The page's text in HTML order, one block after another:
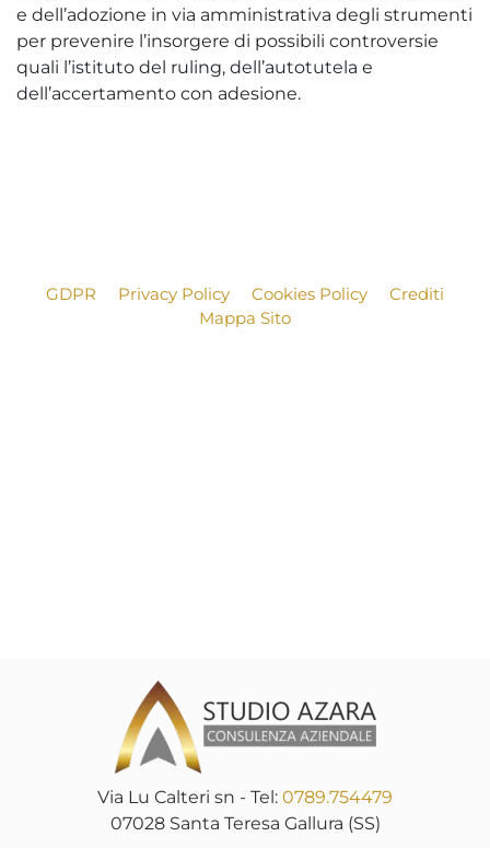
e dell’adozione in via amministrativa degli strumenti
per prevenire l’insorgere di possibili controversie
quali l’istituto del ruling, dell’autotutela e
dell’accertamento con adesione.
GDPR Privacy Policy Cookies Policy
Crediti
Mappa Sito
Via Lu Calteri sn - Tel: 0789.754479
07028 Santa Teresa Gallura (SS)